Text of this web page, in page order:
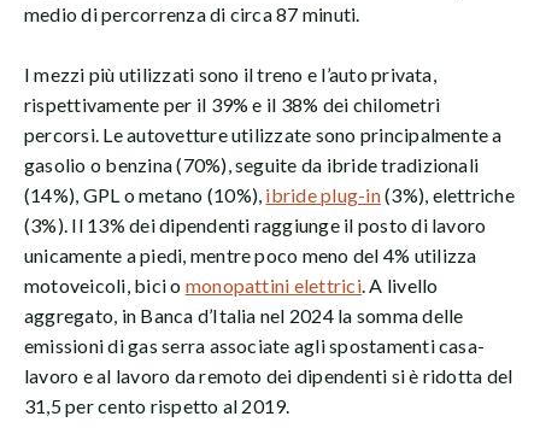
medio di percorrenza di circa 87 minuti.
I mezzi più utilizzati sono il treno e l’auto privata,
rispettivamente per il 39% e il 38% dei chilometri
percorsi. Le autovetture utilizzate sono principalmente a
gasolio o benzina (70%), seguite da ibride tradizionali
(14%), GPL o metano (10%), ibride plug-in(3%), elettriche
(3%). Il 13% dei dipendenti raggiunge il posto di lavoro
unicamente a piedi, mentre poco meno del 4% utilizza
motoveicoli, bici o monopattini elettrici. A livello
aggregato, in Banca d’Italia nel 2024 la somma delle
emissioni di gas serra associate agli spostamenti casa-
lavoro e al lavoro da remoto dei dipendenti si è ridotta del
31,5 per cento rispetto al 2019.